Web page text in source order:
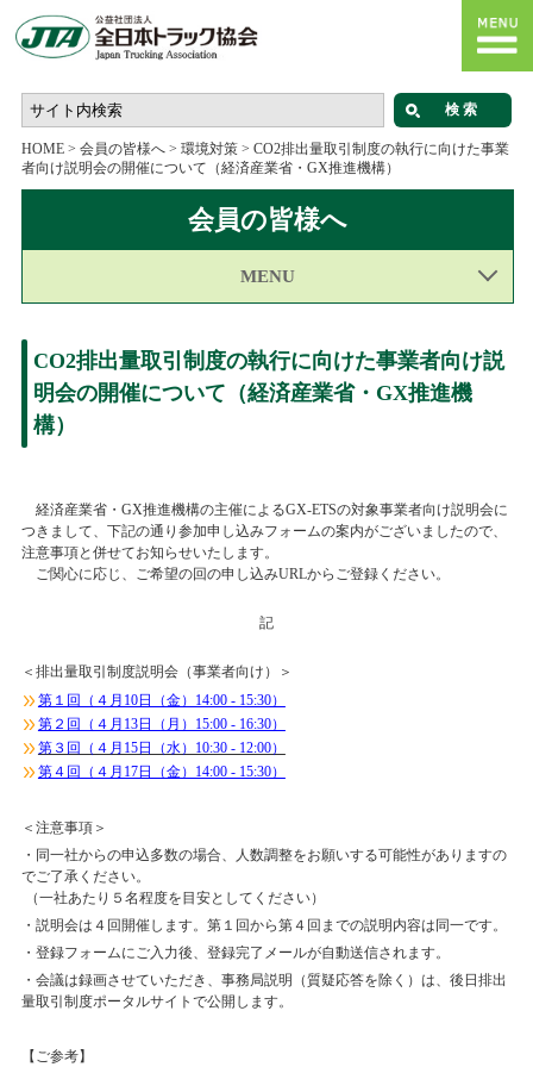
HOME> 会員の皆様へ> 環境対策> CO2排出量取引制度の執行に向けた事業
者向け説明会の開催について（経済産業省・GX推進機構）
会員の皆様へ
MENU
CO2排出量取引制度の執行に向けた事業者向け説
明会の開催について（経済産業省・GX推進機
構）
経済産業省・GX推進機構の主催によるGX-ETSの対象事業者向け説明会に
つきまして、下記の通り参加申し込みフォームの案内がございましたので、
注意事項と併せてお知らせいたします。
ご関心に応じ、ご希望の回の申し込みURLからご登録ください。
記
＜排出量取引制度説明会（事業者向け）＞
第１回（４月10日（金）14:00 - 15:30）
第２回（４月13日（月）15:00 - 16:30）
第３回（４月15日（水）10:30 - 12:00）
第４回（４月17日（金）14:00 - 15:30）
＜注意事項＞
・同一社からの申込多数の場合、人数調整をお願いする可能性がありますの
でご了承ください。
（一社あたり５名程度を目安としてください）
・説明会は４回開催します。第１回から第４回までの説明内容は同一です。
・登録フォームにご入力後、登録完了メールが自動送信されます。
・会議は録画させていただき、事務局説明（質疑応答を除く）は、後日排出
量取引制度ポータルサイトで公開します。
【ご参考】